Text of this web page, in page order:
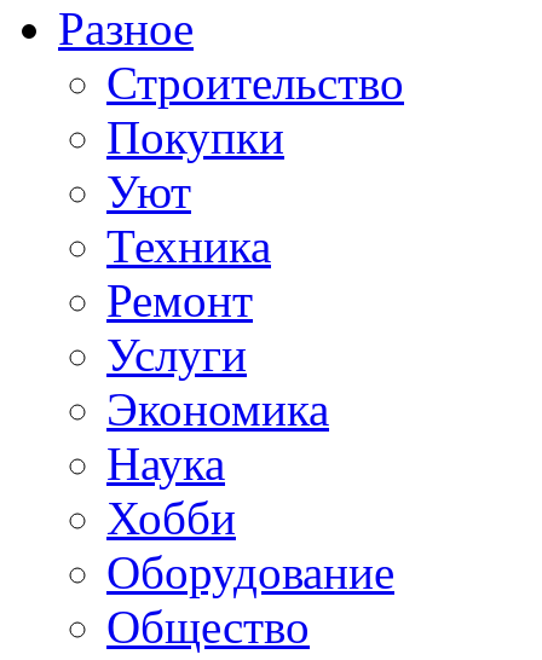
Разное
Строительство
Покупки
Уют
Техника
Ремонт
Услуги
Экономика
Наука
Хобби
Оборудование
Общество